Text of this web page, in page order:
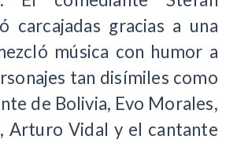
carcajadas gracias a una
música con humor a
tan disímiles como
de Bolivia, Evo Morales,
Arturo Vidal y el cantante